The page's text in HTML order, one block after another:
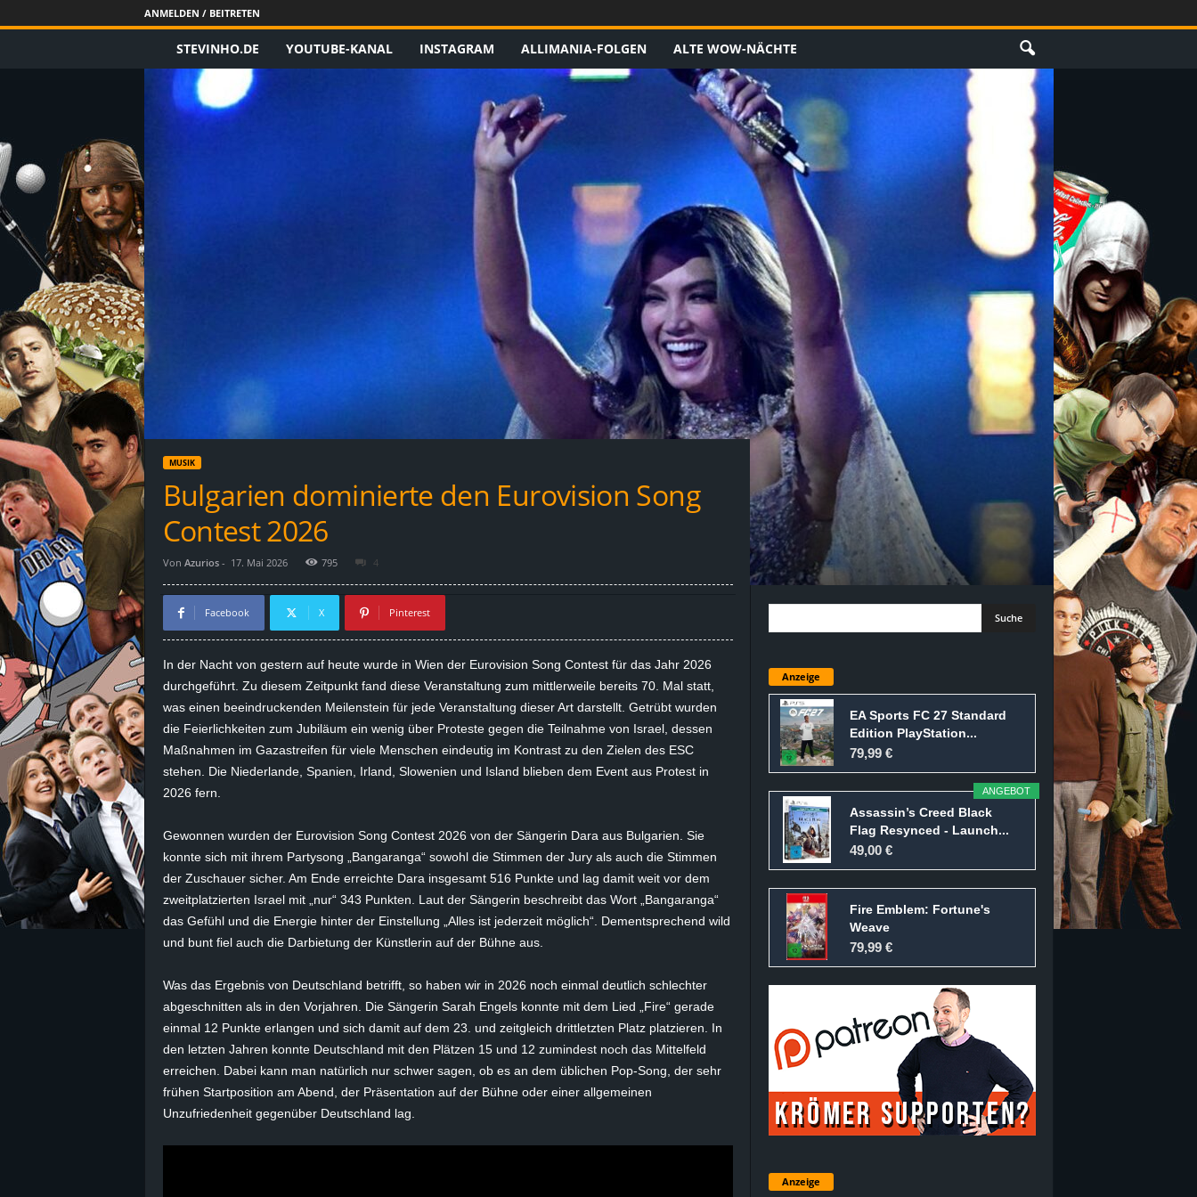
ANMELDEN / BEITRETEN
e
i
n
s
g
e
z
e
c
h
n
e
t
e
STEVINHO.DE YOUTUBE-KANAL INSTAGRAM ALLIMANIA-FOLGEN ALTE WOW-NÄCHTE
MUSIK
Bulgarien dominierte den Eurovision Song
Contest 2026
Von Azurios- 17. Mai 2026 795 4
Facebook X Pinterest
In der Nacht von gestern auf heute wurde in Wien der Eurovision Song Contest für das Jahr 2026
durchgeführt. Zu diesem Zeitpunkt fand diese Veranstaltung zum mittlerweile bereits 70. Mal statt,
was einen beeindruckenden Meilenstein für jede Veranstaltung dieser Art darstellt. Getrübt wurden
die Feierlichkeiten zum Jubiläum ein wenig über Proteste gegen die Teilnahme von Israel, dessen
Maßnahmen im Gazastreifen für viele Menschen eindeutig im Kontrast zu den Zielen des ESC
stehen. Die Niederlande, Spanien, Irland, Slowenien und Island blieben dem Event aus Protest in
2026 fern.
Gewonnen wurden der Eurovision Song Contest 2026 von der Sängerin Dara aus Bulgarien. Sie
konnte sich mit ihrem Partysong „Bangaranga“ sowohl die Stimmen der Jury als auch die Stimmen
der Zuschauer sicher. Am Ende erreichte Dara insgesamt 516 Punkte und lag damit weit vor dem
zweitplatzierten Israel mit „nur“ 343 Punkten. Laut der Sängerin beschreibt das Wort „Bangaranga“
das Gefühl und die Energie hinter der Einstellung „Alles ist jederzeit möglich“. Dementsprechend wild
und bunt fiel auch die Darbietung der Künstlerin auf der Bühne aus.
Was das Ergebnis von Deutschland betrifft, so haben wir in 2026 noch einmal deutlich schlechter
abgeschnitten als in den Vorjahren. Die Sängerin Sarah Engels konnte mit dem Lied „Fire“ gerade
einmal 12 Punkte erlangen und sich damit auf dem 23. und zeitgleich drittletzten Platz platzieren. In
den letzten Jahren konnte Deutschland mit den Plätzen 15 und 12 zumindest noch das Mittelfeld
erreichen. Dabei kann man natürlich nur schwer sagen, ob es an dem üblichen Pop-Song, der sehr
frühen Startposition am Abend, der Präsentation auf der Bühne oder einer allgemeinen
Unzufriedenheit gegenüber Deutschland lag.
Anzeige
EA Sports FC 27 Standard
Edition PlayStation...
79,99 €
ANGEBOT
Assassin’s Creed Black
Flag Resynced - Launch...
49,00 €
Fire Emblem: Fortune's
Weave
79,99 €
Anzeige